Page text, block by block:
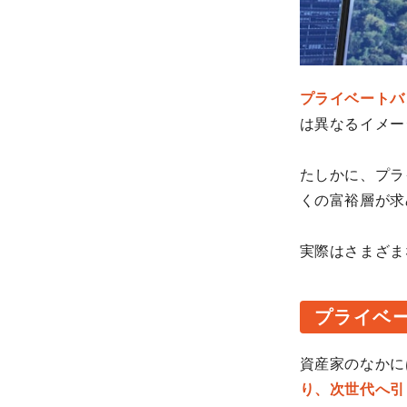
プライベート
は異なるイメ
たしかに、プ
くの富裕層が
実際はさまざ
プライベ
資産家のなか
り、次世代へ